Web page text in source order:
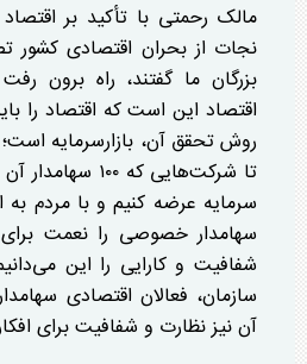
مالک رحمتی با تأکید بر
نجات از بحران اقتصادی کشور
بزرگان ما گفتند، راه برون
اقتصاد این است که اقتصاد را
روش تحقق آن، بازارسرمایه
تا شرکت‌هایی که
سرمایه عرضه کنیم و با مردم به
سهامدار خصوصی را نعمت
شفافیت و کارایی را این
سازمان، فعالان اقتصادی
آن نیز نظارت و شفافیت برای